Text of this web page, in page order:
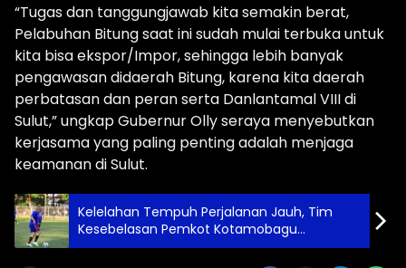
“Tugas dan tanggungjawab kita semakin berat,
Pelabuhan Bitung saat ini sudah mulai terbuka untuk
kita bisa ekspor/Impor, sehingga lebih banyak
pengawasan didaerah Bitung, karena kita daerah
perbatasan dan peran serta Danlantamal VIII di
Sulut,” ungkap Gubernur Olly seraya menyebutkan
kerjasama yang paling penting adalah menjaga
keamanan di Sulut.
Kelelahan Tempuh Perjalanan Jauh, Tim
Kesebelasan Pemkot Kotamobagu
Menyerah 3-1 dari Tim Pemkab Boalemo